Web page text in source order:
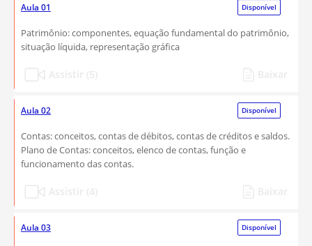
Aula 01 Disponível
Patrimônio: componentes, equação fundamental do patrimônio,
situação líquida, representação gráfica
Aula 02 Disponível
Contas: conceitos, contas de débitos, contas de créditos e saldos.
Plano de Contas: conceitos, elenco de contas, função e
funcionamento das contas.
Aula 03 Disponível